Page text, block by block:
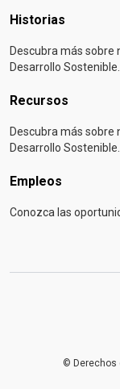
Historias
Descubra más sobre
Desarrollo Sostenible.
Recursos
Descubra más sobre
Desarrollo Sostenible.
Empleos
Conozca las
© Derechos